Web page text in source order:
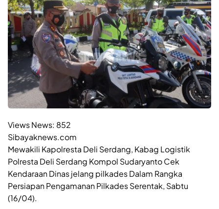
Views News: 852
Sibayaknews.com
Mewakili Kapolresta Deli Serdang, Kabag Logistik
Polresta Deli Serdang Kompol Sudaryanto Cek
Kendaraan Dinas jelang pilkades Dalam Rangka
Persiapan Pengamanan Pilkades Serentak, Sabtu
(16/04).